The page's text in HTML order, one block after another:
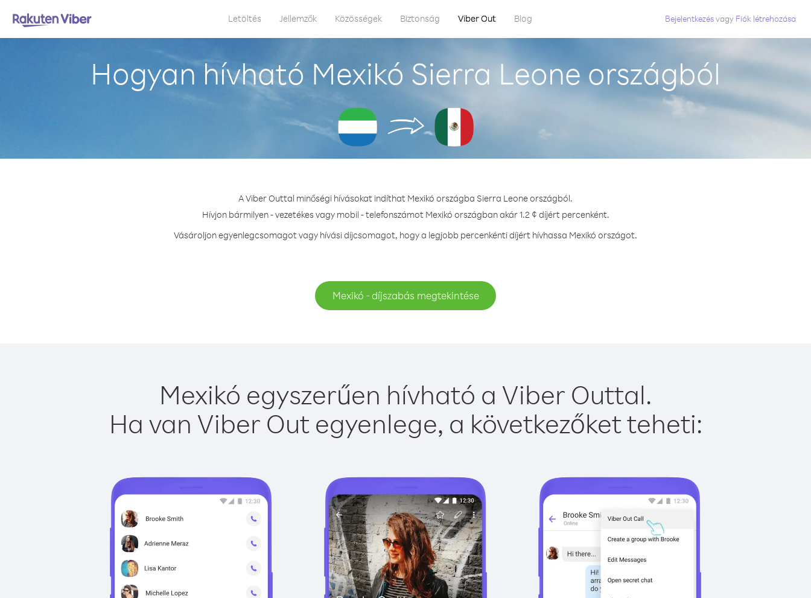
Letöltés Jellemzők Közösségek Biztonság Viber Out Blog Bejelentkezésvagy Fiók létrehozása
Hogyan hívható Mexikó Sierra Leone országból
A Viber Outtal minőségi hívásokat indíthat Mexikó országba Sierra Leone országból.
Hívjon bármilyen - vezetékes vagy mobil - telefonszámot Mexikó országban akár 1.2 ¢ díjért percenként.
Vásároljon egyenlegcsomagot vagy hívási díjcsomagot, hogy a legjobb percenkénti díjért hívhassa Mexikó országot.
Mexikó - díjszabás megtekintése
Mexikó egyszerűen hívható a Viber Outtal.
Ha van Viber Out egyenlege, a következőket teheti: